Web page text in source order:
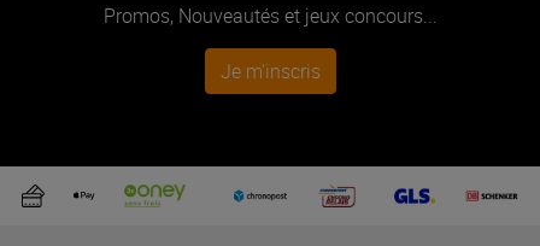
Promos, Nouveautés et jeux concours...
Je m'inscris